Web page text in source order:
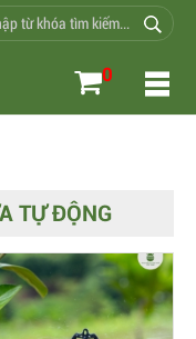
0
TỰ ĐỘNG